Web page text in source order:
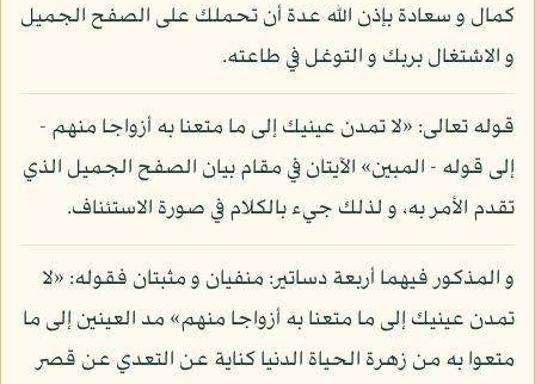
كمال و سعادة بإذن الله عدة أن تحملك على الصفح الجميل
و الاشتغال بربك و التوغل في طاعته.
قوله تعالى: «لا تمدن عينيك إلى ما متعنا به أزواجا منهم -
إلى قوله - المبين» الآيتان في مقام بيان الصفح الجميل الذي
تقدم الأمر به، و لذلك جيء بالكلام في صورة الاستئناف.
و المذكور فيهما أربعة دساتير: منفيان و مثبتان فقوله: «لا
تمدن عينيك إلى ما متعنا به أزواجا منهم» مد العينين إلى ما
متعوا به من زهرة الحياة الدنيا كناية عن التعدي عن قصر